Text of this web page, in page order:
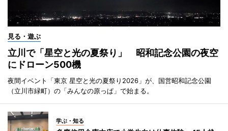
見る・遊ぶ
立川で「星空と光の夏祭り」 昭和記念公園の夜空
にドローン500機
夜間イベント「東京 星空と光の夏祭り2026」が、国営昭和記念公園
（立川市緑町）の「みんなの原っぱ」で始まる。
学ぶ・知る